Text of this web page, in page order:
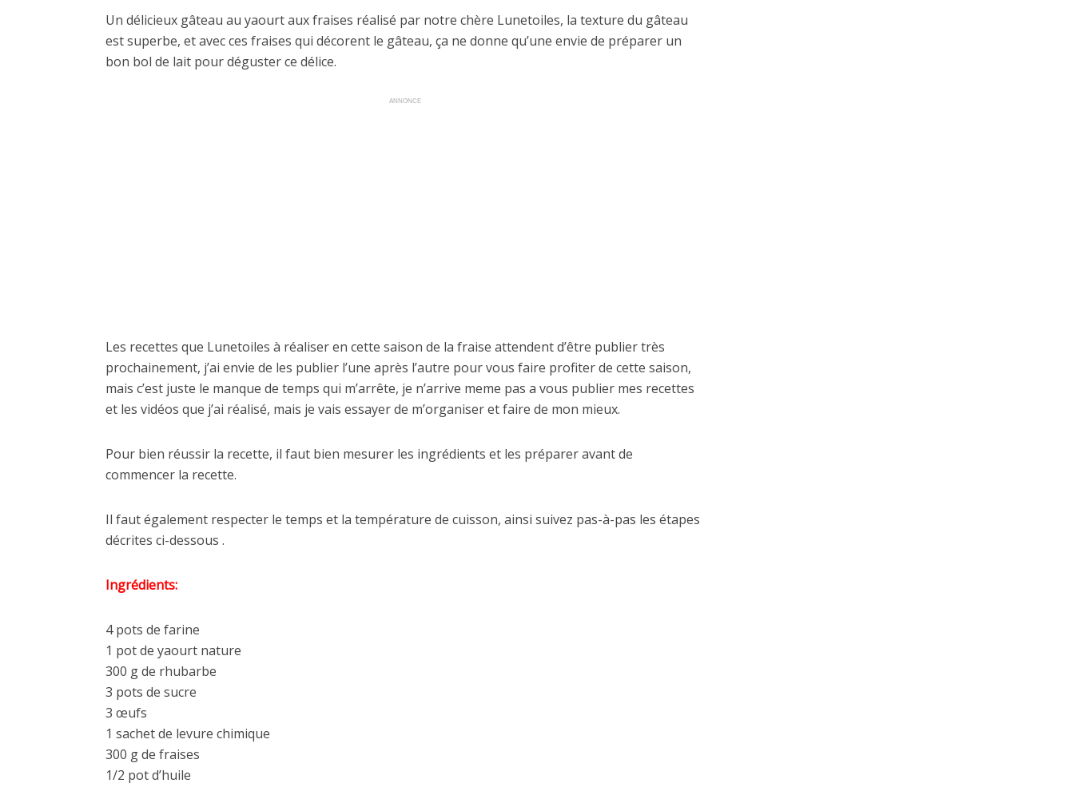
Un délicieux gâteau au yaourt aux fraises réalisé par notre chère Lunetoiles, la texture du gâteau
est superbe, et avec ces fraises qui décorent le gâteau, ça ne donne qu’une envie de préparer un
bon bol de lait pour déguster ce délice.
ANNONCE
Les recettes que Lunetoiles à réaliser en cette saison de la fraise attendent d’être publier très
prochainement, j’ai envie de les publier l’une après l’autre pour vous faire profiter de cette saison,
mais c’est juste le manque de temps qui m’arrête, je n’arrive meme pas a vous publier mes recettes
et les vidéos que j’ai réalisé, mais je vais essayer de m’organiser et faire de mon mieux.
Pour bien réussir la recette, il faut bien mesurer les ingrédients et les préparer avant de
commencer la recette.
Il faut également respecter le temps et la température de cuisson, ainsi suivez pas-à-pas les étapes
décrites ci-dessous .
Ingrédients:
4 pots de farine
1 pot de yaourt nature
300 g de rhubarbe
3 pots de sucre
3 œufs
1 sachet de levure chimique
300 g de fraises
1/2 pot d’huile